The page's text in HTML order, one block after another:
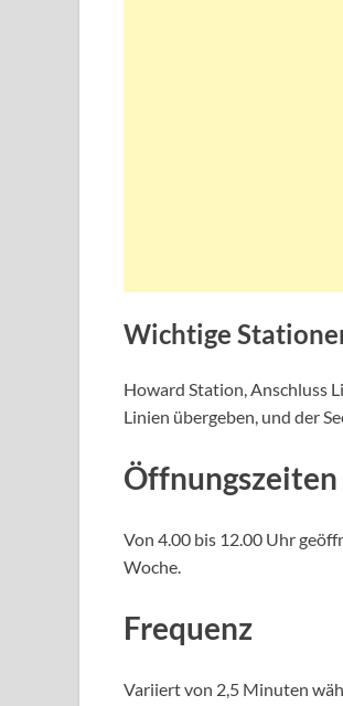
Wichtige
Howard Station, Anschluss
Linien übergeben, und der
Öffnungszeiten
Von 4.00 bis 12.00 Uhr
Woche.
Frequenz
Variiert von 2,5 Minuten